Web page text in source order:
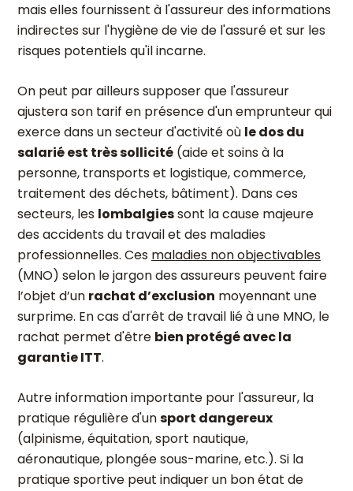
mais elles fournissent à l'assureur des informations
indirectes sur l'hygiène de vie de l'assuré et sur les
risques potentiels qu'il incarne.
On peut par ailleurs supposer que l'assureur
ajustera son tarif en présence d'un emprunteur qui
exerce dans un secteur d'activité où le dos du
salarié est très sollicité (aide et soins à la
personne, transports et logistique, commerce,
traitement des déchets, bâtiment). Dans ces
secteurs, les lombalgiessont la cause majeure
des accidents du travail et des maladies
professionnelles. Ces maladies non objectivables
(MNO) selon le jargon des assureurs peuvent faire
l’objet d’un rachat d’exclusion moyennant une
surprime. En cas d'arrêt de travail lié à une MNO, le
rachat permet d'être bien protégé avec la
garantie ITT.
Autre information importante pour l'assureur, la
pratique régulière d'unsport dangereux
(alpinisme, équitation, sport nautique,
aéronautique, plongée sous-marine, etc.). Si la
pratique sportive peut indiquer un bon état de